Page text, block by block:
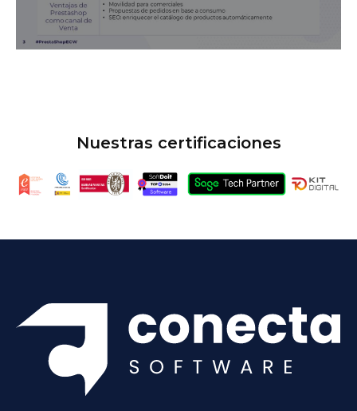
Nuestras certificaciones